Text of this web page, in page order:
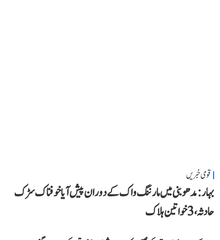
قومی خبریں
بہار: مدھوبنی میں مارننگ واک کے دوران پیش آیا خوفناک سڑک
حادثہ، 3 خواتین ہلاک